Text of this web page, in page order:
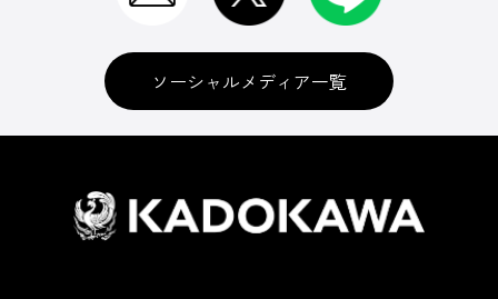
ソーシャルメディア一覧